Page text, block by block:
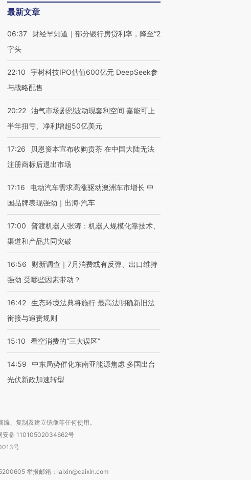
HYROX的吸金
是什么让中产们甘
马航飞行员跨国走私7万
粒摇头丸 尿检体内含3种
】走进第四届链博
最新文章
06:37
财经早知道｜部分银行房贷利率，降至“2
字头
22:10
宇树科技IPO估值600亿元 DeepSeek参
与战略配售
20:22 油气市场剧烈波动现套利空间 嘉能可上
半年扭亏、净利增超50亿美元
17:26
贝恩资本宣布收购贡茶 在中国大陆无法
注册商标后退出市场
17:16
电动汽车需求高涨驱动澳洲车市增长 中
国品牌表现强劲｜出海·汽车
17:00
普渡机器人张涛：机器人规模化靠技术、
渠道和产品共同突破
16:56
财新调查｜7月消费或有反弹、出口维持
强劲 受哪些因素带动？
16:42 生态环境法典将施行 最高法明确新旧法
衔接与追责规则
15:10 看空消费的“三大误区”
14:59
中东局势催化东南亚能源焦虑 多国出台
光伏新政加速转型
、复制及建立镜像等任何使用。
安备 11010502034662号
号
举报邮箱：laixin@caixin.com